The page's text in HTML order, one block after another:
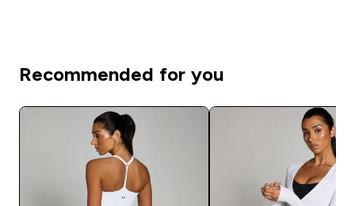
Recommended for you